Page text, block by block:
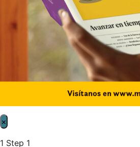
×
1 Step 1